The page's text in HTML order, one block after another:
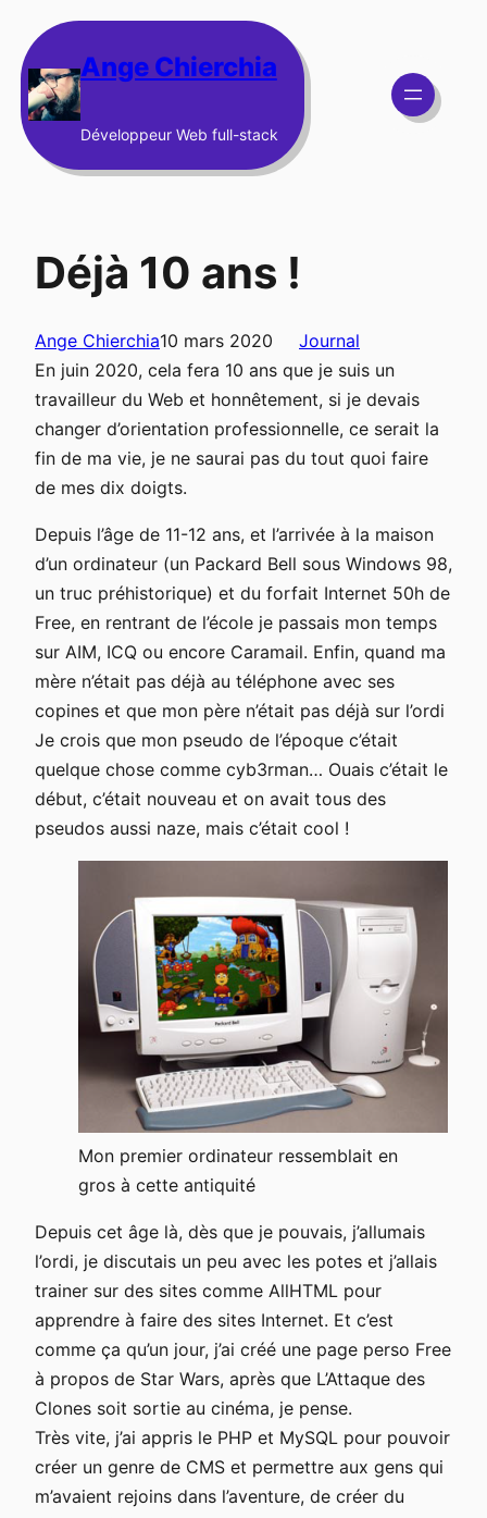
au
contenu Ange Chierchia
Développeur Web full-stack
Déjà 10 ans !
Ange Chierchia10 mars 2020
Journal
En juin 2020, cela fera 10 ans que je suis un
travailleur du Web et honnêtement, si je devais
changer d’orientation professionnelle, ce serait la
fin de ma vie, je ne saurai pas du tout quoi faire
de mes dix doigts.
Depuis l’âge de 11-12 ans, et l’arrivée à la maison
d’un ordinateur (un Packard Bell sous Windows 98,
un truc préhistorique) et du forfait Internet 50h de
Free, en rentrant de l’école je passais mon temps
sur AIM, ICQ ou encore Caramail. Enfin, quand ma
mère n’était pas déjà au téléphone avec ses
copines et que mon père n’était pas déjà sur l’ordi
Je crois que mon pseudo de l’époque c’était
quelque chose comme cyb3rman… Ouais c’était le
début, c’était nouveau et on avait tous des
pseudos aussi naze, mais c’était cool !
Mon premier ordinateur ressemblait en
gros à cette antiquité
Depuis cet âge là, dès que je pouvais, j’allumais
l’ordi, je discutais un peu avec les potes et j’allais
trainer sur des sites comme AllHTML pour
apprendre à faire des sites Internet. Et c’est
comme ça qu’un jour, j’ai créé une page perso Free
à propos de Star Wars, après que L’Attaque des
Clones soit sortie au cinéma, je pense.
Très vite, j’ai appris le PHP et MySQL pour pouvoir
créer un genre de CMS et permettre aux gens qui
m’avaient rejoins dans l’aventure, de créer du